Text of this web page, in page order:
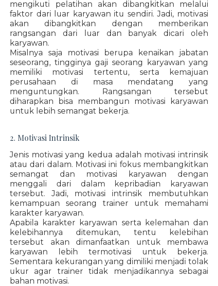
mengikuti pelatihan akan dibangkitkan melalui
faktor dari luar karyawan itu sendiri. Jadi, motivasi
akan dibangkitkan dengan memberikan
rangsangan dari luar dan banyak dicari oleh
karyawan.
Misalnya saja motivasi berupa kenaikan jabatan
seseorang, tingginya gaji seorang karyawan yang
memiliki motivasi tertentu, serta kemajuan
perusahaan di masa mendatang yang
menguntungkan. Rangsangan tersebut
diharapkan bisa membangun motivasi karyawan
untuk lebih semangat bekerja.
2. Motivasi Intrinsik
Jenis motivasi yang kedua adalah motivasi intrinsik
atau dari dalam. Motivasi ini fokus membangkitkan
semangat dan motivasi karyawan dengan
menggali dari dalam kepribadian karyawan
tersebut. Jadi, motivasi intrinsik membutuhkan
kemampuan seorang trainer untuk memahami
karakter karyawan.
Apabila karakter karyawan serta kelemahan dan
kelebihannya ditemukan, tentu kelebihan
tersebut akan dimanfaatkan untuk membawa
karyawan lebih termotivasi untuk bekerja.
Sementara kekurangan yang dimiliki menjadi tolak
ukur agar trainer tidak menjadikannya sebagai
bahan motivasi.